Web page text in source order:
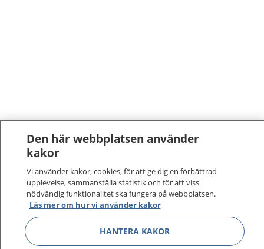
Den här webbplatsen använder
kakor
Vi använder kakor, cookies, för att ge dig en förbättrad
upplevelse, sammanställa statistik och för att viss
nödvändig funktionalitet ska fungera på webbplatsen.
Läs mer om hur vi använder kakor
HANTERA KAKOR